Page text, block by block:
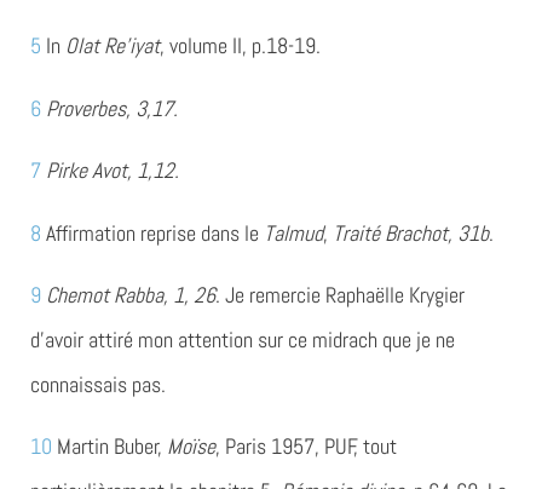
5 In Olat Re’iyat, volume II, p.18-19.
6 Proverbes, 3,17.
7 Pirke Avot, 1,12.
8 Affirmation reprise dans le Talmud, Traité Brachot, 31b.
9 Chemot Rabba, 1, 26. Je remercie Raphaëlle Krygier
d’avoir attiré mon attention sur ce midrach que je ne
connaissais pas.
10 Martin Buber, Moïse, Paris 1957, PUF, tout